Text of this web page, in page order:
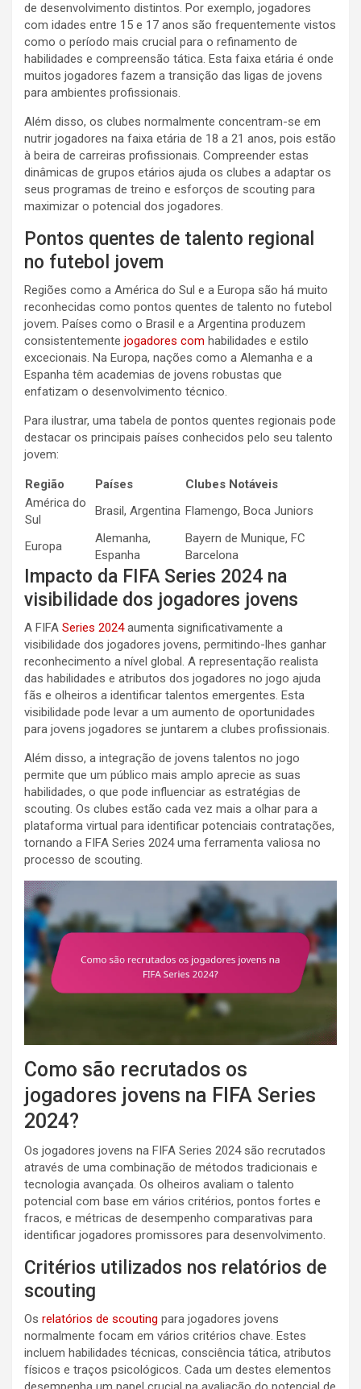
de desenvolvimento distintos. Por exemplo, jogadores
com idades entre 15 e 17 anos são frequentemente vistos
como o período mais crucial para o refinamento de
habilidades e compreensão tática. Esta faixa etária é onde
muitos jogadores fazem a transição das ligas de jovens
para ambientes profissionais.
Além disso, os clubes normalmente concentram-se em
nutrir jogadores na faixa etária de 18 a 21 anos, pois estão
à beira de carreiras profissionais. Compreender estas
dinâmicas de grupos etários ajuda os clubes a adaptar os
seus programas de treino e esforços de scouting para
maximizar o potencial dos jogadores.
Pontos quentes de talento regional
no futebol jovem
Regiões como a América do Sul e a Europa são há muito
reconhecidas como pontos quentes de talento no futebol
jovem. Países como o Brasil e a Argentina produzem
consistentemente jogadores com habilidades e estilo
excecionais. Na Europa, nações como a Alemanha e a
Espanha têm academias de jovens robustas que
enfatizam o desenvolvimento técnico.
Para ilustrar, uma tabela de pontos quentes regionais pode
destacar os principais países conhecidos pelo seu talento
jovem:
Região Países
Clubes Notáveis
América do
Sul
Brasil, Argentina Flamengo, Boca Juniors
Europa
Alemanha,
Espanha
Bayern de Munique, FC
Barcelona
Impacto da FIFA Series 2024 na
visibilidade dos jogadores jovens
A FIFA Series 2024aumenta significativamente a
visibilidade dos jogadores jovens, permitindo-lhes ganhar
reconhecimento a nível global. A representação realista
das habilidades e atributos dos jogadores no jogo ajuda
fãs e olheiros a identificar talentos emergentes. Esta
visibilidade pode levar a um aumento de oportunidades
para jovens jogadores se juntarem a clubes profissionais.
Além disso, a integração de jovens talentos no jogo
permite que um público mais amplo aprecie as suas
habilidades, o que pode influenciar as estratégias de
scouting. Os clubes estão cada vez mais a olhar para a
plataforma virtual para identificar potenciais contratações,
tornando a FIFA Series 2024 uma ferramenta valiosa no
processo de scouting.
Como são recrutados os
jogadores jovens na FIFA Series
2024?
Os jogadores jovens na FIFA Series 2024 são recrutados
através de uma combinação de métodos tradicionais e
tecnologia avançada. Os olheiros avaliam o talento
potencial com base em vários critérios, pontos fortes e
fracos, e métricas de desempenho comparativas para
identificar jogadores promissores para desenvolvimento.
Critérios utilizados nos relatórios de
scouting
Os relatórios de scouting para jogadores jovens
normalmente focam em vários critérios chave. Estes
incluem habilidades técnicas, consciência tática, atributos
físicos e traços psicológicos. Cada um destes elementos